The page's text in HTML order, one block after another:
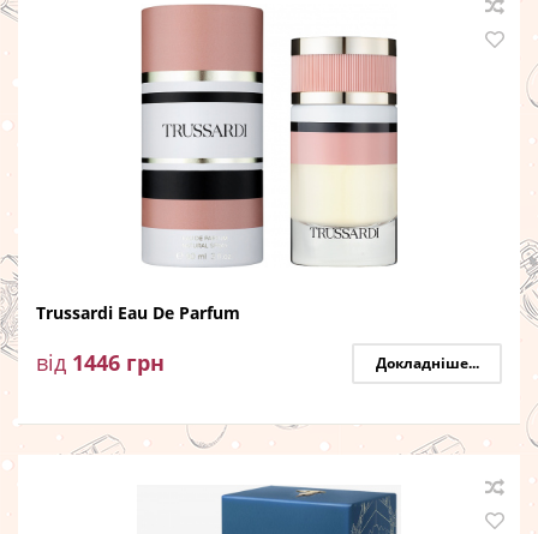
Trussardi Eau De Parfum
від 1446 грн Докладніше...